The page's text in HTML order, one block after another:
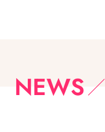
NEWS